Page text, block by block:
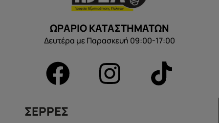
ΩΡΑΡΙΟ ΚΑΤΑΣΤΗΜΑΤΩΝ
Δευτέρα με Παρασκευή 09:00-17:00
ΣΕΡΡΕΣ